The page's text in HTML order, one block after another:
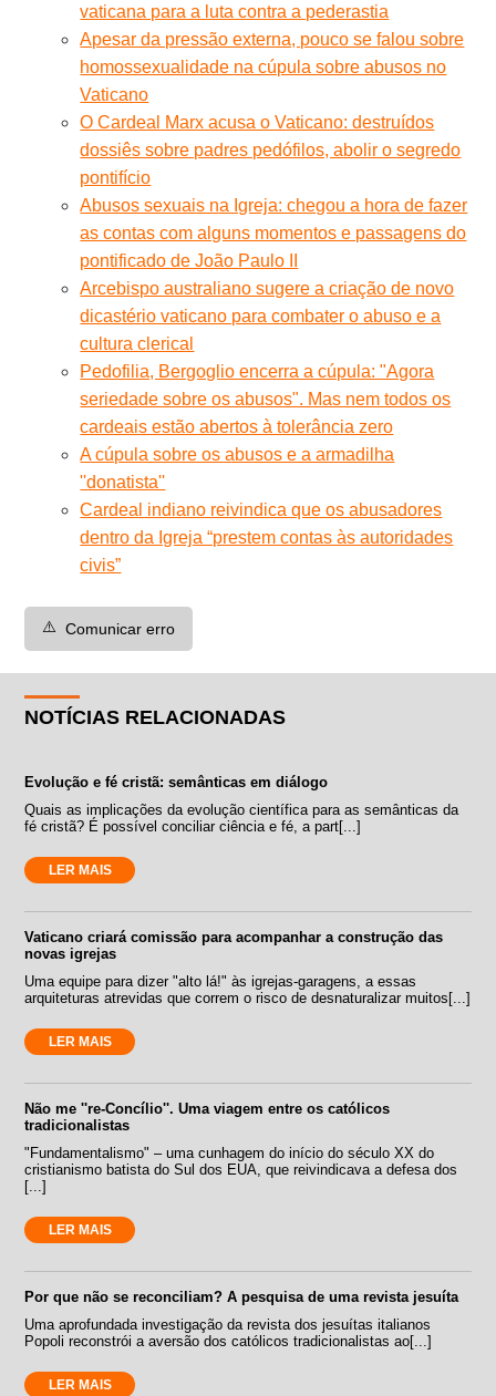
vaticana para a luta contra a pederastia
Apesar da pressão externa, pouco se falou sobre
homossexualidade na cúpula sobre abusos no
Vaticano
O Cardeal Marx acusa o Vaticano: destruídos
dossiês sobre padres pedófilos, abolir o segredo
pontifício
Abusos sexuais na Igreja: chegou a hora de fazer
as contas com alguns momentos e passagens do
pontificado de João Paulo II
Arcebispo australiano sugere a criação de novo
dicastério vaticano para combater o abuso e a
cultura clerical
Pedofilia, Bergoglio encerra a cúpula: "Agora
seriedade sobre os abusos". Mas nem todos os
cardeais estão abertos à tolerância zero
A cúpula sobre os abusos e a armadilha
''donatista''
Cardeal indiano reivindica que os abusadores
dentro da Igreja “prestem contas às autoridades
civis”
⚠️ Comunicar erro
NOTÍCIAS RELACIONADAS
Evolução e fé cristã: semânticas em diálogo
Quais as implicações da evolução científica para as semânticas da
fé cristã? É possível conciliar ciência e fé, a part[...]
LER MAIS
Vaticano criará comissão para acompanhar a construção das
novas igrejas
Uma equipe para dizer "alto lá!" às igrejas-garagens, a essas
arquiteturas atrevidas que correm o risco de desnaturalizar muitos[...]
LER MAIS
Não me ''re-Concílio''. Uma viagem entre os católicos
tradicionalistas
"Fundamentalismo" – uma cunhagem do início do século XX do
cristianismo batista do Sul dos EUA, que reivindicava a defesa dos
[...]
LER MAIS
Por que não se reconciliam? A pesquisa de uma revista jesuíta
Uma aprofundada investigação da revista dos jesuítas italianos
Popoli reconstrói a aversão dos católicos tradicionalistas ao[...]
LER MAIS